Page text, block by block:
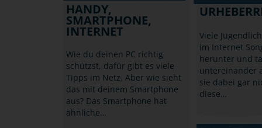
HANDY,
SMARTPHONE,
INTERNET
Wie du deinen PC richtig
schützst, dafür gibt es viele
Tipps im Netz. Aber wie sieht
das mit deinem Smartphone
aus? Das Smartphone hat
ähnliche…
Viele
im Internet
herunter und
untereinander
sie dabei gar
diese…